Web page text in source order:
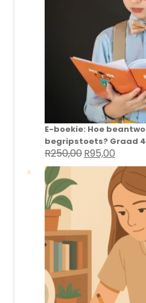
E-boekie: Hoe
begripstoets? Graad
R250,00 Original
price
R250,00.
R95,00
price
is:
R95,00.